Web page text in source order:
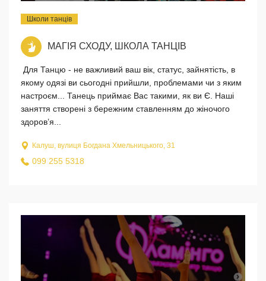
Школи танців
МАГІЯ СХОДУ, ШКОЛА ТАНЦІВ
Для Танцю - не важливий ваш вік, статус, зайнятість, в
якому одязі ви сьогодні прийшли, проблемами чи з яким
настроєм... Танець приймає Вас такими, як ви Є. Наші
заняття створені з бережним ставленням до жіночого
здоров’я...
Калуш, вулиця Богдана Хмельницького, 31
099 255 5318